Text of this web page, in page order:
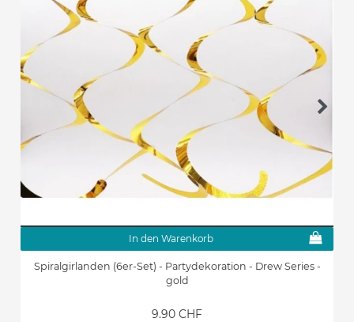
In den Warenkorb
Spiralgirlanden (6er-Set) - Partydekoration - Drew Series -
gold
9.90 CHF